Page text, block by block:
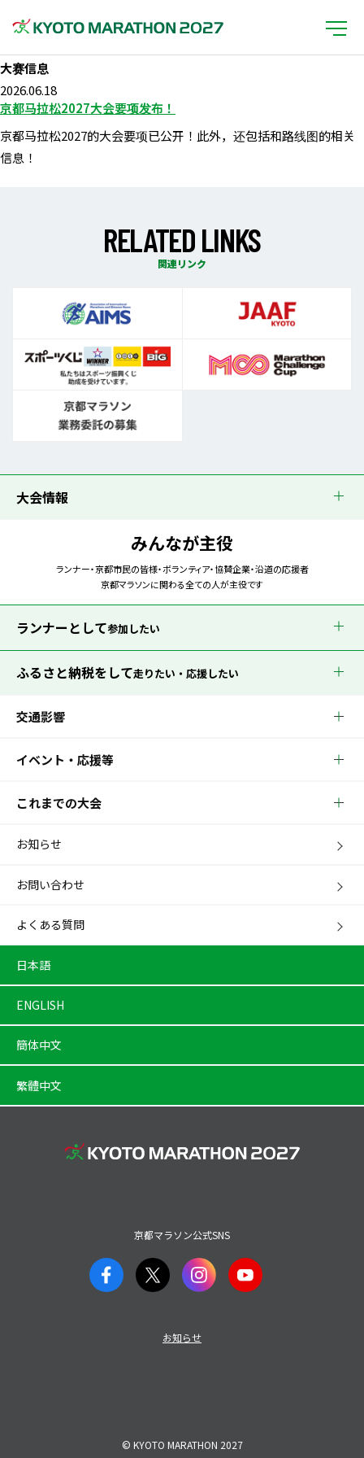
大赛信息
2026.06.18
京都马拉松2027大会要项发布！
京都马拉松2027的大会要项已公开！此外，还包括和路线图的相关
信息！
RELATEDLINKS
関連リンク
大会情報
みんなが主役
ランナー・京都市民の皆様・ボランティア・協賛企業・沿道の応援者
京都マラソンに関わる全ての人が主役です
ランナーとして参加したい
ふるさと納税をして走りたい・応援したい
交通影響
イベント・応援等
これまでの大会
お知らせ
お問い合わせ
よくある質問
日本語
ENGLISH
簡体中文
繁體中文
京都マラソン公式SNS
お知らせ
© KYOTO MARATHON 2027